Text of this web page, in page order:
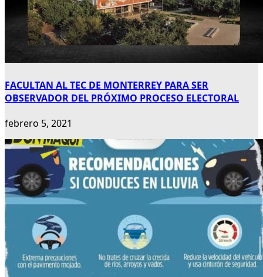
FACULTAN AL TEC DE MONTERREY PARA SER
OBSERVADOR DEL PRÓXIMO PROCESO ELECTORAL
febrero 5, 2021